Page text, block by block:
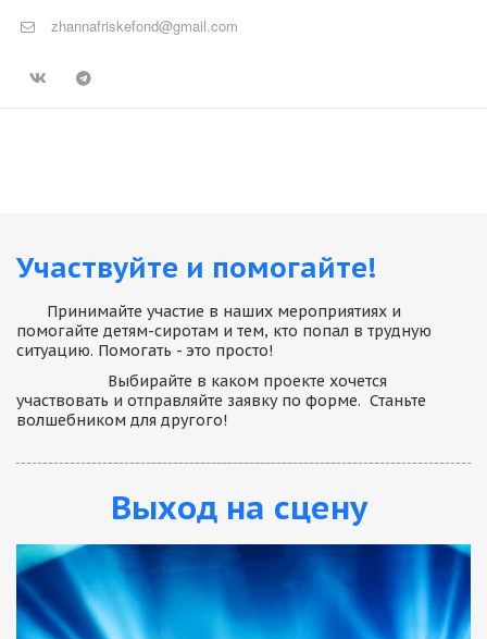
zhannafriskefond@gmail.com
Участвуйте и помогайте!
помогайте детям-сиротам и тем, кто попал в трудную
ситуацию. Помогать - это просто!
участвовать и отправляйте заявку по форме.  Станьте
волшебником для другого!
Выход на сцену­­